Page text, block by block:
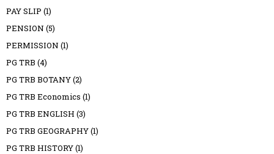
PAY SLIP (1)
PENSION (5)
PERMISSION (1)
PG TRB (4)
PG TRB BOTANY(2)
PG TRB Economics (1)
PG TRB ENGLISH (3)
PG TRB GEOGRAPHY(1)
PG TRB HISTORY(1)